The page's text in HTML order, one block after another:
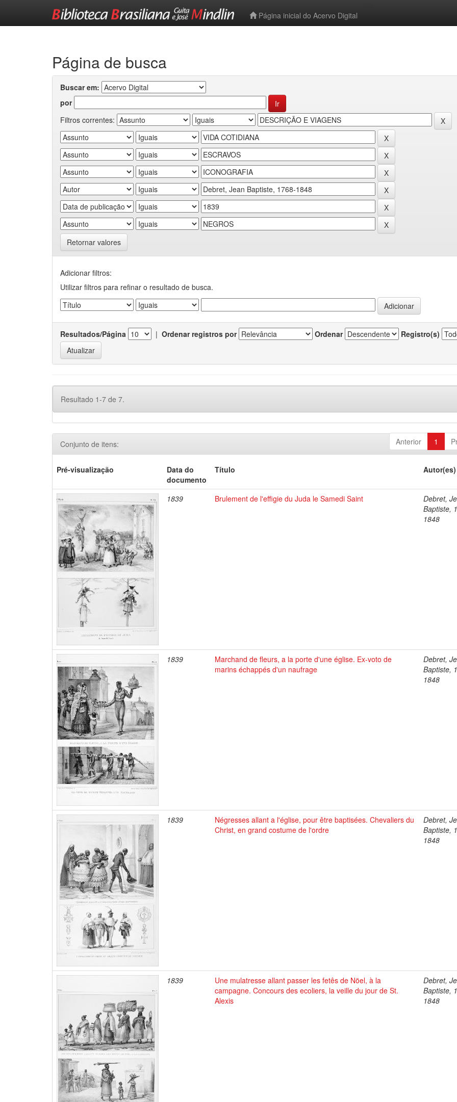
Página inicial do Acervo Digital
Página de busca
Buscar em:
por
Filtros correntes:
Retornar valores
Adicionar filtros:
Utilizar filtros para refinar o resultado de busca.
Resultados/Página | Ordenar registros por Ordenar Registro(s)
Resultado 1-7 de 7.
Anterior 1
Conjunto de itens:
Pré-visualização
Data do
documento
Título Autor(es)
1839 Brulement de l'effigie du Juda le Samedi Saint
Debret,
Baptiste,
1848
1839
Marchand de fleurs, a la porte d'une église. Ex-voto de
marins échappés d'un naufrage
Debret,
Baptiste,
1848
1839
Négresses allant a l'église, pour être baptisées. Chevaliers du
Christ, en grand costume de l'ordre
Debret,
Baptiste,
1848
1839
Une mulatresse allant passer les fetês de Nöel, à la
campagne. Concours des ecoliers, la veille du jour de St.
Alexis
Debret,
Baptiste,
1848